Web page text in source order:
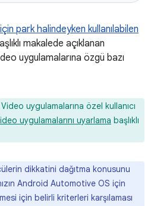
park halindeyken kullanılabilen
makalede açıklanan
uygulamalarına özgü bazı
Video uygulamalarına özel kullanıcı
uygulamalarını uyarlama başlıklı
dikkatini dağıtma konusunu
Android Automotive OS için
için belirli kriterleri karşılaması